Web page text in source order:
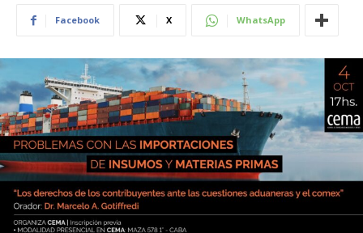
Facebook X WhatsApp